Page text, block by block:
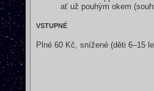
ať už pouhým okem
VSTUPNÉ
Plné 60 Kč, snížené (děti 6–15